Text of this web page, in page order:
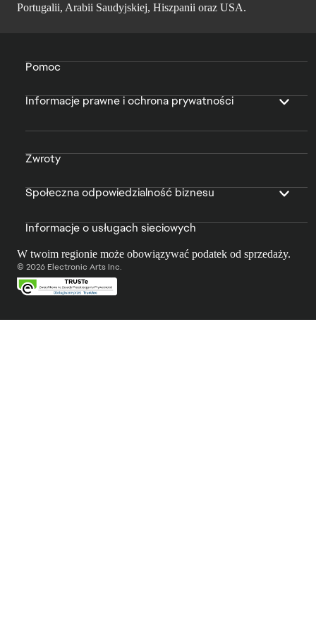
Portugalii, Arabii Saudyjskiej, Hiszpanii oraz USA.
Pomoc
Informacje prawne i ochrona prywatności
Zwroty
Społeczna odpowiedzialność biznesu
Informacje o usługach sieciowych
W twoim regionie może obowiązywać podatek od sprzedaży.
© 2026 Electronic Arts Inc.